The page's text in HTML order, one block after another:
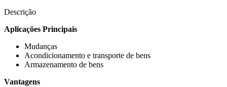
Descrição
Aplicações Principais
Mudanças
Acondicionamento e transporte de bens
Armazenamento de bens
Vantagens